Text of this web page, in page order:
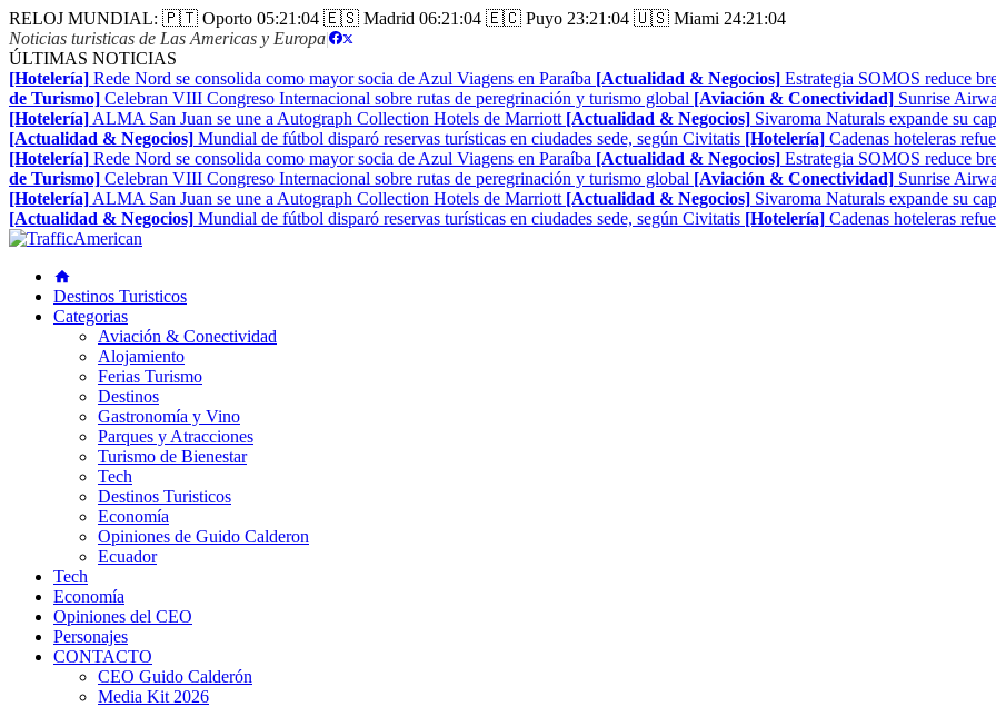
RELOJ MUNDIAL: 🇵🇹 Oporto 05:21:05 🇪🇸 Madrid 06:21:05 🇪🇨 Puyo 23:21:05 🇺🇸 Miami 24:21:05
Noticias turisticas de Las Americas y Europa|
ÚLTIMAS NOTICIAS
[Hotelería] Rede Nord se consolida como mayor socia de Azul Viagens en Paraíba [Actualidad & Negocios] Estrategia SOMOS reduce
de Turismo] Celebran VIII Congreso Internacional sobre rutas de peregrinación y turismo global [Aviación & Conectividad] Sunrise
[Hotelería] ALMA San Juan se une a Autograph Collection Hotels de Marriott [Actualidad & Negocios] Sivaroma Naturals expande su
[Actualidad & Negocios] Mundial de fútbol disparó reservas turísticas en ciudades sede, según Civitatis [Hotelería] Cadenas hoteleras
[Hotelería] Rede Nord se consolida como mayor socia de Azul Viagens en Paraíba [Actualidad & Negocios] Estrategia SOMOS reduce
de Turismo] Celebran VIII Congreso Internacional sobre rutas de peregrinación y turismo global [Aviación & Conectividad] Sunrise
[Hotelería] ALMA San Juan se une a Autograph Collection Hotels de Marriott [Actualidad & Negocios] Sivaroma Naturals expande su
[Actualidad & Negocios] Mundial de fútbol disparó reservas turísticas en ciudades sede, según Civitatis [Hotelería] Cadenas hoteleras
Destinos Turisticos
Categorias
Aviación & Conectividad
Alojamiento
Ferias Turismo
Destinos
Gastronomía y Vino
Parques y Atracciones
Turismo de Bienestar
Tech
Destinos Turisticos
Economía
Opiniones de Guido Calderon
Ecuador
Tech
Economía
Opiniones del CEO
Personajes
CONTACTO
CEO Guido Calderón
Media Kit 2026